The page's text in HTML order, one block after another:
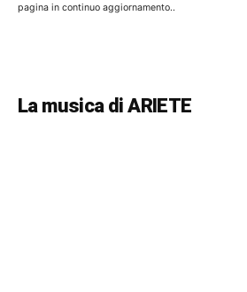
pagina in continuo aggiornamento..
La musica di ARIETE